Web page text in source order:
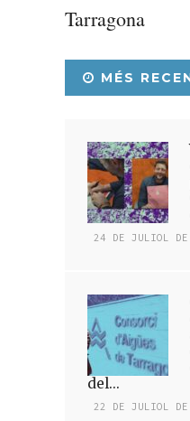
Tarragona
MÉS
24 DE JULIOL
del...
22 DE JULIOL